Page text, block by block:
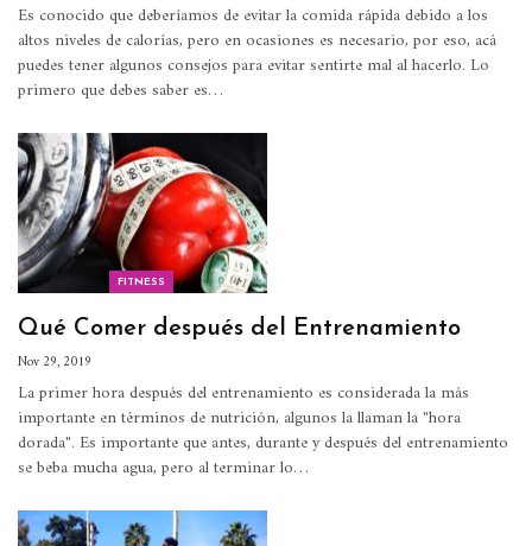
Es conocido que deberíamos de evitar la comida rápida debido a los
altos niveles de calorías, pero en ocasiones es necesario, por eso, acá
puedes tener algunos consejos para evitar sentirte mal al hacerlo. Lo
primero que debes saber es…
FITNESS
Qué Comer después del Entrenamiento
Nov 29, 2019
La primer hora después del entrenamiento es considerada la más
importante en términos de nutrición, algunos la llaman la "hora
dorada". Es importante que antes, durante y después del entrenamiento
se beba mucha agua, pero al terminar lo…